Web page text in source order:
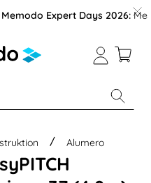
springenExpert Days 2026:
Wechselrichter
Alumero